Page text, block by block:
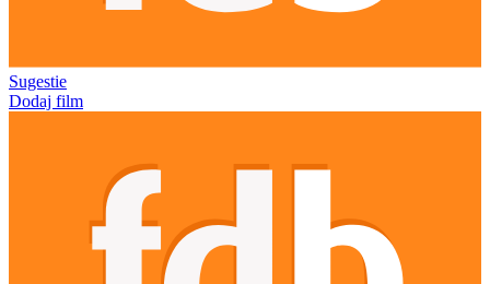
Sugestie
Dodaj film